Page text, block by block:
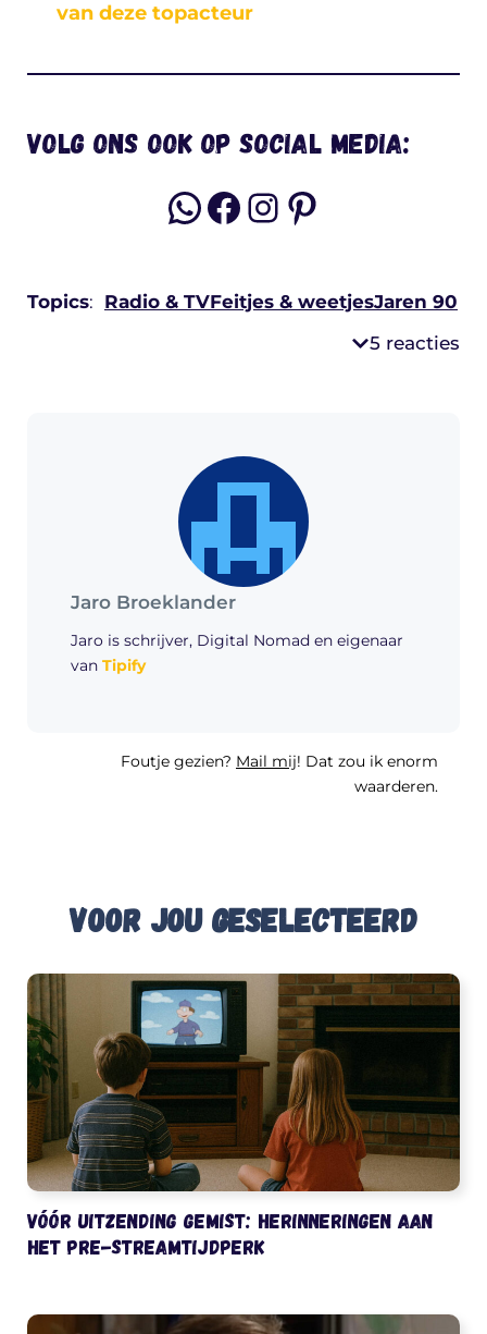
van deze topacteur
Volg ons ook op social media:
WhatsApp
Facebook
Instagram
Pinterest
Topics: Radio & TVFeitjes & weetjesJaren 90
5 reacties
Jaro Broeklander
Jaro is schrijver, Digital Nomad en eigenaar
van Tipify
Foutje gezien? Mail mij! Dat zou ik enorm
waarderen.
Voor jou geselecteerd
Vóór uitzending gemist: herinneringen aan
het pre-streamtijdperk